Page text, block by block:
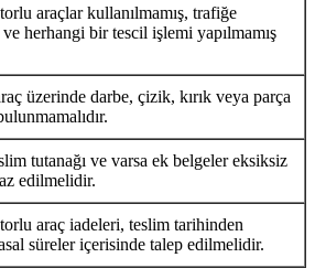
araçlar kullanılmamış, trafiğe
ve herhangi bir tescil işlemi yapılmamış
üzerinde darbe, çizik, kırık veya parça
tutanağı ve varsa ek belgeler eksiksiz
edilmelidir.
araç iadeleri, teslim tarihinden
süreler içerisinde talep edilmelidir.